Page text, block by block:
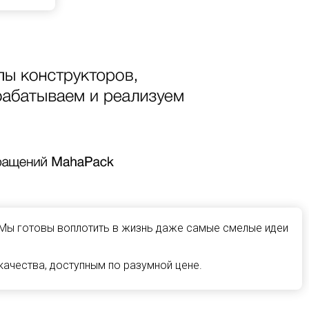
готовы воплотить в жизнь даже самые смелые идеи
доступным по разумной цене.